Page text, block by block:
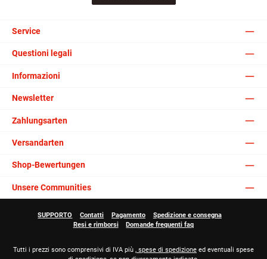
Service
Questioni legali
Informazioni
Newsletter
Zahlungsarten
Versandarten
Shop-Bewertungen
Unsere Communities
SUPPORTO Contatti Pagamento
Spedizione e consegna
Resi e rimborsi
Domande frequenti faq
Tutti i prezzi sono comprensivi di IVA più , spese di spedizione ed eventuali spese